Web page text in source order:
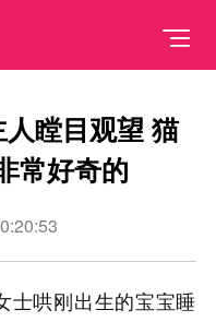
瞠目观望 猫
常好奇的
士哄刚出生的宝宝睡